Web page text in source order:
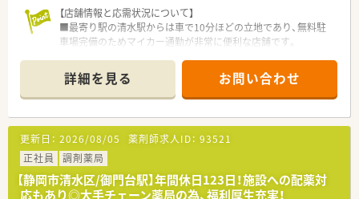
【店舗情報と応需状況について】
■最寄り駅の清水駅からは車で10分ほどの立地であり、無料駐
車場完備のためマイカー通勤が非常に便利な店舗です。
まで、幅広い科目の処方箋を1日平均200枚応需します。
■常時5名以上の薬剤師が勤務しており、医療事務も複数名在籍
しているため、一人体制になる心配はありません。
【法人特徴について】
■静岡県内で複数の調剤薬局を展開する関連グループの一員で
あり、開局から約35年の歴史を持つ地域密着型の企業です。
■地元のかかりつけ薬局として絶対的な存在感を誇り、患者様や
近隣の医療機関と長年にわたり良好な関係を築いております。
詳細を見る お問い合わせ
更新日： 2026/08/05 薬剤師求人ID： 93521
正社員
調剤薬局
【静岡市清水区/御門台駅】年間休日123日！施設への配薬対
応もあり◎大手チェーン薬局の為、福利厚生充実！